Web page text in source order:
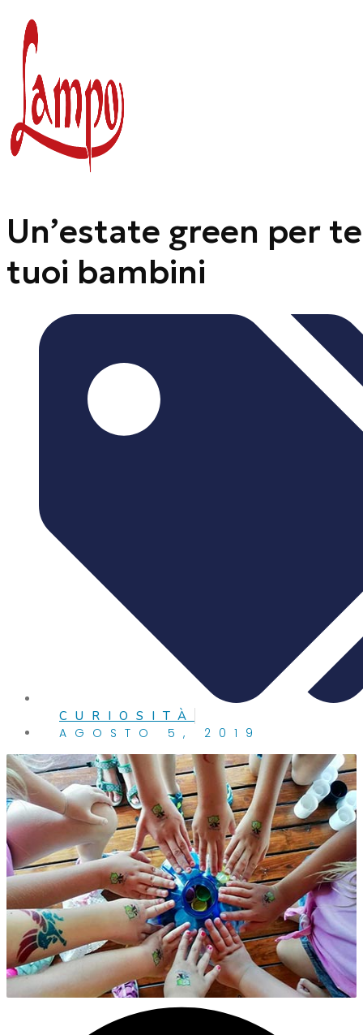
contenuto
Un’estate green per
tuoi bambini
CURIOSITÀ
AGOSTO 5, 2019